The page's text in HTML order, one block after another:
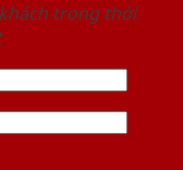
trong thời